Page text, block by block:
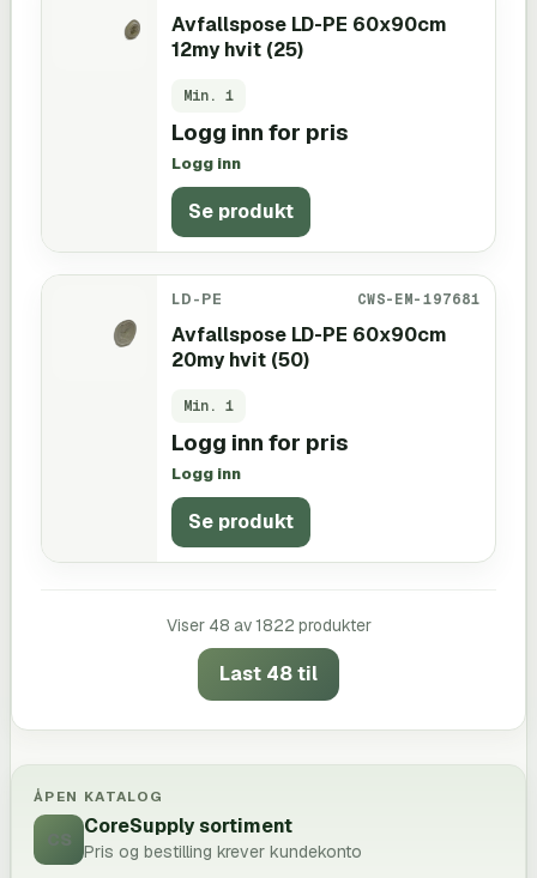
ÅPEN KATALOG
CoreSupply sortiment
Pris og bestilling krever kundekonto
Avfallspose LD-PE 60x90cm
12my hvit (25)
Min. 1
Logg inn for pris
Logg inn
Se produkt
LD-PE CWS-EM-197681
Avfallspose LD-PE 60x90cm
20my hvit (50)
Min. 1
Logg inn for pris
Logg inn
Se produkt
Viser 48 av1822 produkter
Last 48 til